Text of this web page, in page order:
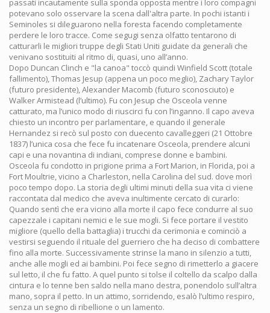
passati incautamente sulla sponda opposta mentre i loro compagni
potevano solo osservare la scena dall'altra parte. In pochi istanti i
Seminoles si dileguarono nella foresta facendo completamente
perdere le loro tracce. Come segugi senza olfatto tentarono di
catturarli le migliori truppe degli Stati Uniti guidate da generali che
venivano sostituiti al ritmo di, quasi, uno all’anno.
Dopo Duncan Clinch e "la canoa" toccò quindi Winfield Scott (totale
fallimento), Thomas Jesup (appena un poco meglio), Zachary Taylor
(futuro presidente), Alexander Macomb (futuro sconosciuto) e
Walker Armistead (l’ultimo). Fu con Jesup che Osceola venne
catturato, ma l’unico modo di riuscirci fu con l’inganno. Il capo aveva
chiesto un incontro per parlamentare, e quando il generale
Hernandez si recò sul posto con duecento cavalleggeri (21 Ottobre
1837) l’unica cosa che fece fu incatenare Osceola, prendere alcuni
capi e una novantina di indiani, comprese donne e bambini.
Osceola fu condotto in prigione prima a Fort Marion, in Florida, poi a
Fort Moultrie, vicino a Charleston, nella Carolina del sud. dove morì
poco tempo dopo. La storia degli ultimi minuti della sua vita ci viene
raccontata dal medico che aveva inultimente cercato di curarlo:
Quando sentì che era vicino alla morte il capo fece condurre al suo
capezzale i capitani nemici e le sue mogli. Si fece portare il vestito
migliore (quello della battaglia) i trucchi da cerimonia e cominciò a
vestirsi seguendo il rituale del guerriero che ha deciso di combattere
fino alla morte. Successivamente strinse la mano in silenzio a tutti,
anche alle mogli ed ai bambini. Poi fece segno di rimetterlo a giacere
sul letto, il che fu fatto. A quel punto si tolse il coltello da scalpo dalla
cintura e lo tenne ben saldo nella mano destra, ponendolo sull’altra
mano, sopra il petto. In un attimo, sorridendo, esalò l’ultimo respiro,
senza un segno di ribellione o un lamento.